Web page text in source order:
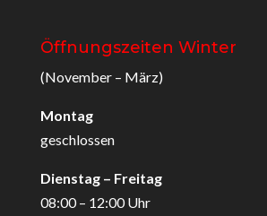
Öffnungszeiten Winter
(November – März)
Montag
geschlossen
Dienstag – Freitag
08:00 – 12:00 Uhr